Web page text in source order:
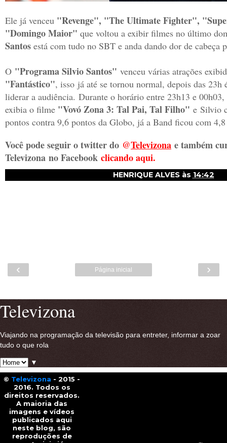
Ele já venceu "Revenge", "The Ultimate Fighter",
"Domingo Maior" que voltou a exibir filmes no último
Santos está com tudo no SBT e anda dando dor de cabeça
O "Programa Silvio Santos" venceu várias atrações
"Fantástico", isso já até se tornou normal, depois das
liderar a audiência. Durante o horário entre 23h13 e
exibia o filme "Vovó Zona 3: Tal Pai, Tal Filho" e Silvio
pontos contra 9,6 pontos da Globo, já a Band ficou com
Você pode seguir o twitter do @Televizona e também
Televizona no Facebook clicando aqui.
HENRIQUE ALVES às 14:42
‹ ›
Página inicial
Televizona
Viajando na programação da televisão para entreter, informar a zoar
tudo o que rola
▼
© Televizona - 2015 -
2016. Todos os
direitos reservados.
A maioria das
imagens e vídeos
publicados aqui
neste blog, são
reproduções de